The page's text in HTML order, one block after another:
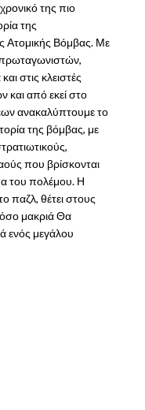
της πιο
της
Ατομικής Βόμβας. Με
πρωταγωνιστών,
στις κλειστές
και από εκεί στο
ανακαλύπτουμε το
της βόμβας, με
που βρίσκονται
του πολέμου. Η
παζλ, θέτει στους
μακριά Θα
ενός μεγάλου